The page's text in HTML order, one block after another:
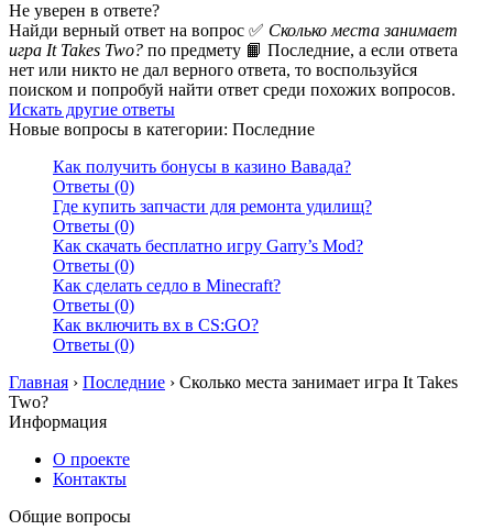
Не уверен в ответе?
Найди верный ответ на вопрос ✅ Сколько места занимает
игра It Takes Two? по предмету 📙 Последние, а если ответа
нет или никто не дал верного ответа, то воспользуйся
поиском и попробуй найти ответ среди похожих вопросов.
Искать другие ответы
Новые вопросы в категории: Последние
Как получить бонусы в казино Вавада?
Ответы (0)
Где купить запчасти для ремонта удилищ?
Ответы (0)
Как скачать бесплатно игру Garry’s Mod?
Ответы (0)
Как сделать седло в Minecraft?
Ответы (0)
Как включить вх в CS:GO?
Ответы (0)
Главная › Последние › Сколько места занимает игра It Takes
Two?
Информация
О проекте
Контакты
Общие вопросы